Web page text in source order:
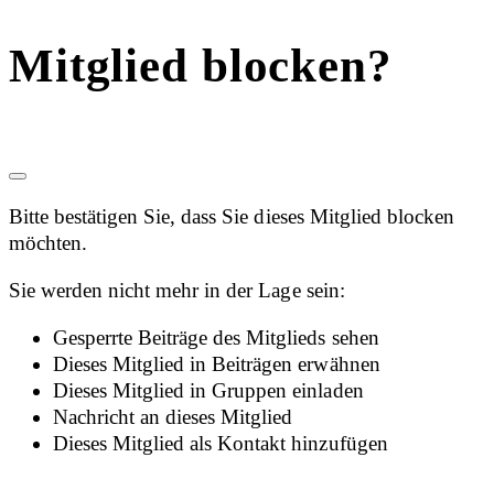
Mitglied blocken?
Bitte bestätigen Sie, dass Sie dieses Mitglied blocken
möchten.
Sie werden nicht mehr in der Lage sein:
Gesperrte Beiträge des Mitglieds sehen
Dieses Mitglied in Beiträgen erwähnen
Dieses Mitglied in Gruppen einladen
Nachricht an dieses Mitglied
Dieses Mitglied als Kontakt hinzufügen